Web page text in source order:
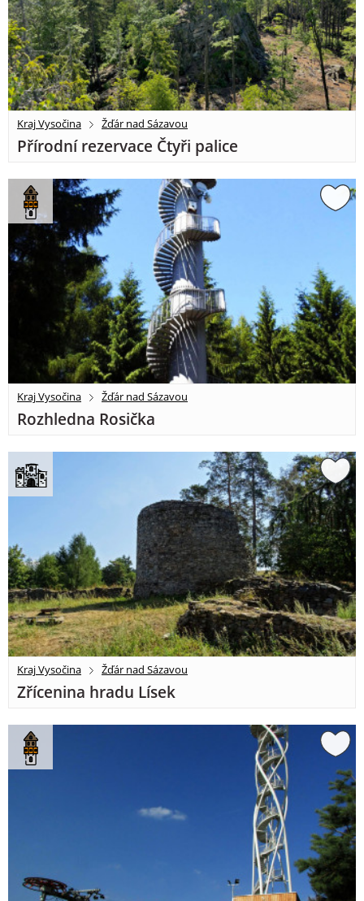
Kraj Vysočina Žďár nad Sázavou
Přírodní rezervace Čtyři palice
Kraj Vysočina Žďár nad Sázavou
Rozhledna Rosička
Kraj Vysočina Žďár nad Sázavou
Zřícenina hradu Lísek